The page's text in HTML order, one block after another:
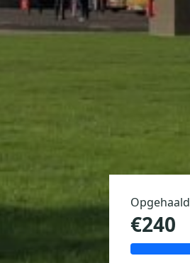
Opgehaald
€240